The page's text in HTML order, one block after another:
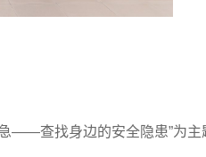
——查找身边的安全隐患”为